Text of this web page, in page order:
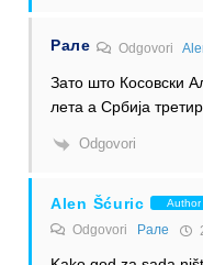
Рале Odgovori
Зато што Косовски
лета а Србија
Odgovori
Alen Šćuric Author
Odgovori Рале